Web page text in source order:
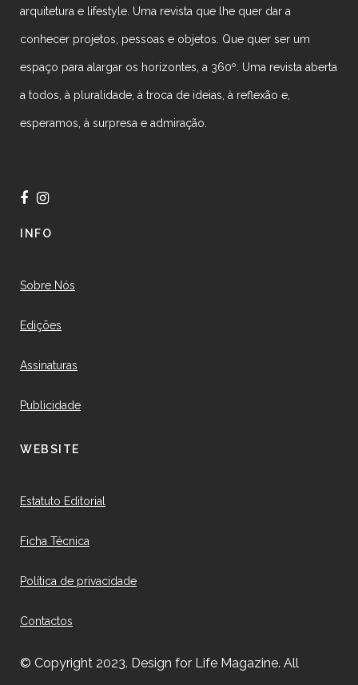
arquitetura e lifestyle. Uma revista que lhe quer dar a
conhecer projetos, pessoas e objetos. Que quer ser um
espaço para alargar os horizontes, a 360º. Uma revista aberta
a todos, à pluralidade, à troca de ideias, à reflexão e,
esperamos, à surpresa e admiração.
INFO
Sobre Nós
Edições
Assinaturas
Publicidade
WEBSITE
Estatuto Editorial
Ficha Técnica
Política de privacidade
Contactos
© Copyright 2023. Design for Life Magazine. All